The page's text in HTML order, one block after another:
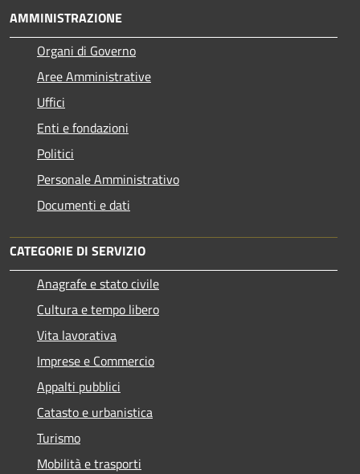
AMMINISTRAZIONE
Organi di Governo
Aree Amministrative
Uffici
Enti e fondazioni
Politici
Personale Amministrativo
Documenti e dati
CATEGORIE DI SERVIZIO
Anagrafe e stato civile
Cultura e tempo libero
Vita lavorativa
Imprese e Commercio
Appalti pubblici
Catasto e urbanistica
Turismo
Mobilità e trasporti